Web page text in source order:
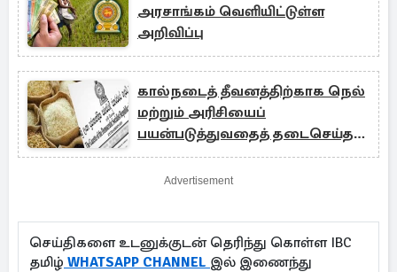
அரசாங்கம் வெளியிட்டுள்ள
அறிவிப்பு
கால்நடைத் தீவனத்திற்காக நெல்
மற்றும் அரிசியைப்
பயன்படுத்துவதைத் தடைசெய்த
அரசிதழ் ரத்து
Advertisement
செய்திகளை உடனுக்குடன் தெரிந்து கொள்ள IBC
தமிழ் WHATSAPP CHANNEL இல் இணைந்து